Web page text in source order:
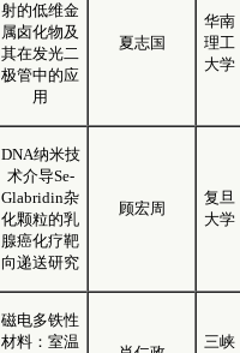
射的低维金
属卤化物及
其在发光二
极管中的应
用
夏志国
华南
理工
大学
DNA纳米技
术介导Se-
Glabridin杂
化颗粒的乳
腺癌化疗靶
向递送研究
顾宏周
复旦
大学
磁电多铁性
材料：室温
三峡